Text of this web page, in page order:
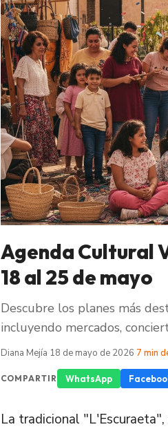
Agenda Cultural
18 al 25 de mayo
Descubre los planes más
incluyendo mercados,
Diana Mejía·18 de mayo de 2026·7 min
COMPARTIR WhatsApp
La tradicional